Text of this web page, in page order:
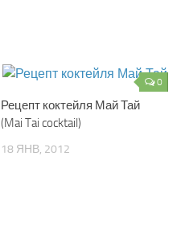
0
Рецепт коктейля Май Тай
(Mai Tai cocktail)
18 ЯНВ, 2012